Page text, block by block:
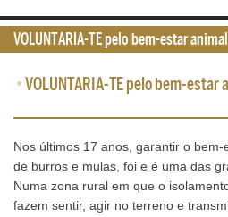
•VOLUNTARIA-TE pelo bem-estar
Nos últimos 17 anos, garantir o
de burros e mulas, foi e é uma das
Numa zona rural em que o
fazem sentir, agir no terreno e
VOLUNTARIA-TE pelo bem-estar animal